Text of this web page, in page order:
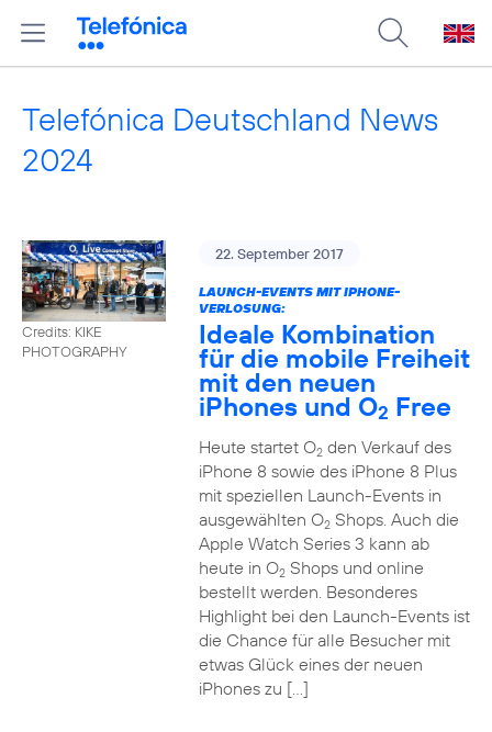
Telefónica Deutschland News
2024
Credits: KIKE
PHOTOGRAPHY
22. September 2017
LAUNCH-EVENTS MIT IPHONE-
VERLOSUNG:
Ideale Kombination
für die mobile Freiheit
mit den neuen
iPhones und O2 Free
Heute startet O2den Verkauf des
iPhone 8 sowie des iPhone 8 Plus
mit speziellen Launch-Events in
ausgewählten O2Shops. Auch die
Apple Watch Series 3 kann ab
heute in O2Shops und online
bestellt werden. Besonderes
Highlight bei den Launch-Events ist
die Chance für alle Besucher mit
etwas Glück eines der neuen
iPhones zu […]